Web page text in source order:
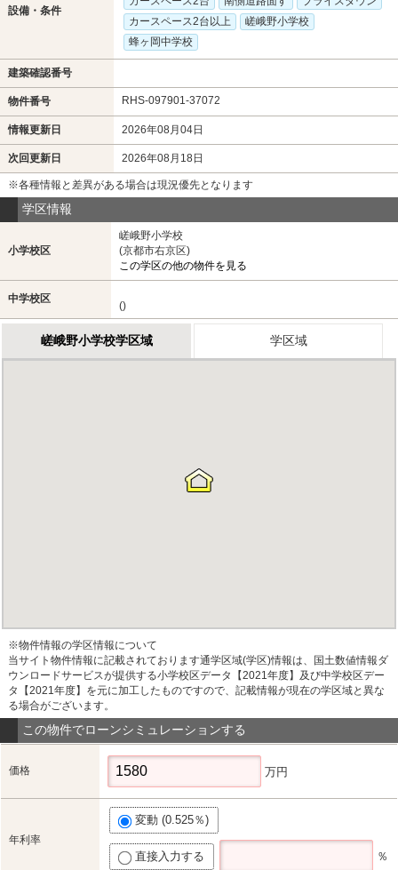
設備・条件
カースペース2台以上
嵯峨野小学校
蜂ヶ岡中学校
建築確認番号
物件番号 RHS-097901-37072
情報更新日 2026年08月04日
次回更新日 2026年08月18日
※各種情報と差異がある場合は現況優先となります
学区情報
小学校区
嵯峨野小学校
(京都市右京区)
この学区の他の物件を見る
中学校区
()
嵯峨野小学校学区域 学区域
※物件情報の学区情報について
当サイト物件情報に記載されております通学区域(学区)情報は、国土数値情報ダ
ウンロードサービスが提供する小学校区データ【2021年度】及び中学校区デー
タ【2021年度】を元に加工したものですので、記載情報が現在の学区域と異な
る場合がございます。
この物件でローンシミュレーションする
価格 万円
年利率
変動 (0.525％)
直接入力する ％